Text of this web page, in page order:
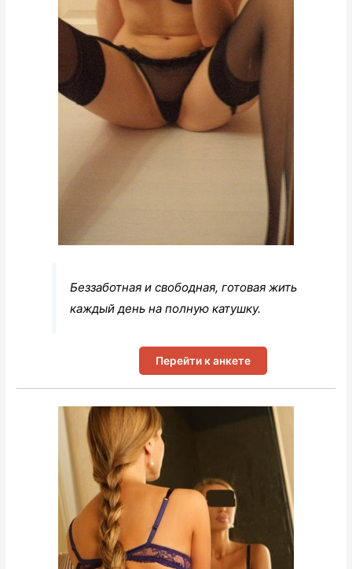
Беззаботная и свободная, готовая жить
каждый день на полную катушку.
Перейти к анкете